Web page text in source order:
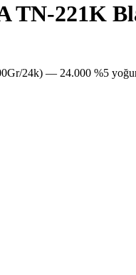
TN-221K
24k) — 24.000 %5